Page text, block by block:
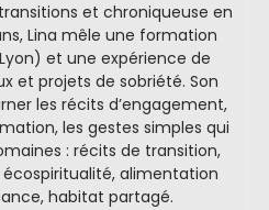
et chroniqueuse en
Lina mêle une formation
et une expérience de
et projets de sobriété. Son
les récits d’engagement,
les gestes simples qui
: récits de transition,
alimentation
habitat partagé.